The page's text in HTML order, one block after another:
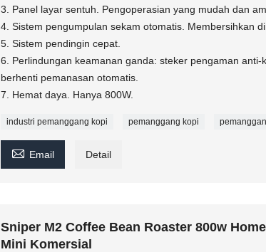
3. Panel layar sentuh. Pengoperasian yang mudah dan
4. Sistem pengumpulan sekam otomatis. Membersihkan
5. Sistem pendingin cepat.
6. Perlindungan keamanan ganda: steker pengaman anti-
berhenti pemanasan otomatis.
7. Hemat daya. Hanya 800W.
industri pemanggang kopi pemanggang kopi
 Email Detail
Sniper M2 Coffee Bean Roaster 800w
Mini Komersial